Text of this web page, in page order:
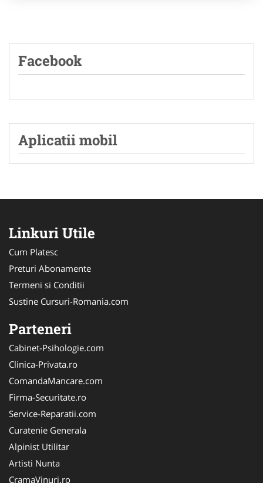
Facebook
Aplicatii mobil
Linkuri Utile
Cum Platesc
Preturi Abonamente
Termeni si Conditii
Sustine Cursuri-Romania.com
Parteneri
Cabinet-Psihologie.com
Clinica-Privata.ro
ComandaMancare.com
Firma-Securitate.ro
Service-Reparatii.com
Curatenie Generala
Alpinist Utilitar
Artisti Nunta
CramaVinuri.ro